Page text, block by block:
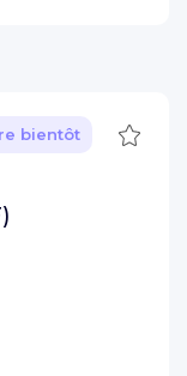
bientôt